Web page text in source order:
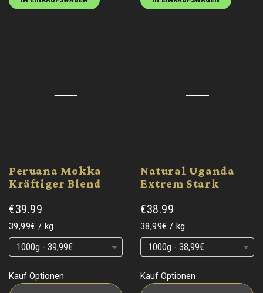
Peruana Mokka
Kräftiger Blend
€39.99
Grundpreis
39,99€ / pro
kg
Grundpreis
Grundpreis
Kauf Optionen
Natural Uganda
Extrem Stark
€38.99
Grundpreis
38,99€ / pro
kg
Grundpreis
Grundpreis
Kauf Optionen